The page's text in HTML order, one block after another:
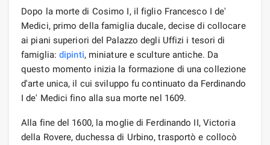
Dopo la morte di Cosimo I, il figlio Francesco I de'
Medici, primo della famiglia ducale, decise di collocare
ai piani superiori del Palazzo degli Uffizi i tesori di
famiglia: dipinti, miniature e sculture antiche. Da
questo momento inizia la formazione di una collezione
d'arte unica, il cui sviluppo fu continuato da Ferdinando
I de' Medici fino alla sua morte nel 1609.
Alla fine del 1600, la moglie di Ferdinando II, Victoria
della Rovere, duchessa di Urbino, trasportò e collocò